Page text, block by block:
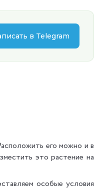
в Telegram
его можно и в
это растение на
особые условия